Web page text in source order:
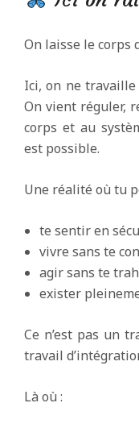
On laisse le corps
Ici, on ne
On vient réguler,
corps et au
est possible.
Une réalité où tu
te sentir en
vivre sans te
agir sans te
exister
Ce n’est pas un
travail
Là où :